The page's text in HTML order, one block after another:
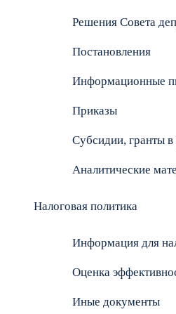
Решения Совета
Постановления
Информационные
Приказы
Субсидии, гранты
Аналитические
Налоговая политика
Информация для
Оценка
Иные документы